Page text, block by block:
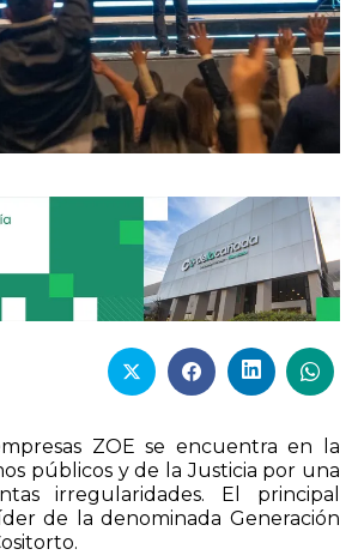
ZOE se encuentra en la
públicos y de la Justicia por una
irregularidades. El principal
de la denominada Generación